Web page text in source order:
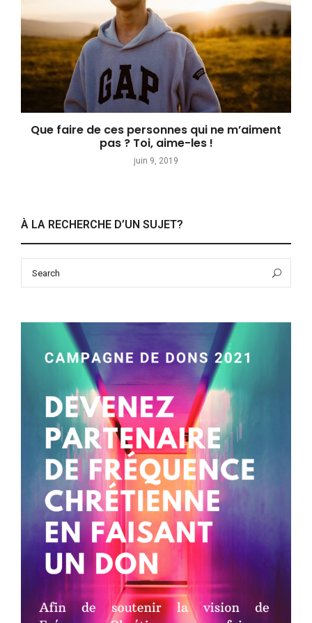
Que faire de ces personnes qui ne m’aiment
pas ? Toi, aime-les !
juin 9, 2019
À LA RECHERCHE D’UN SUJET?